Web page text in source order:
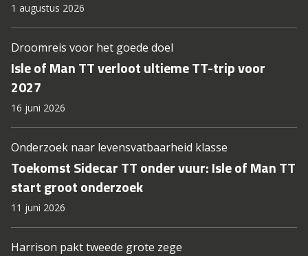
1 augustus 2026
Droomreis voor het goede doel
Isle of Man TT verloot ultieme TT-trip voor
2027
16 juni 2026
Onderzoek naar levensvatbaarheid klasse
Toekomst Sidecar TT onder vuur: Isle of Man TT
start groot onderzoek
11 juni 2026
Harrison pakt tweede grote zege